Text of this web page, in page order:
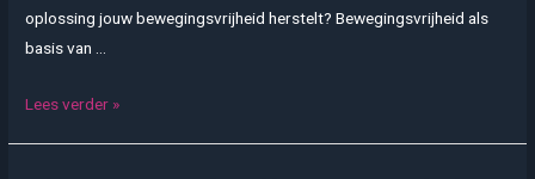
oplossing jouw bewegingsvrijheid herstelt? Bewegingsvrijheid als
basis van …
Waarom
Lees verder »